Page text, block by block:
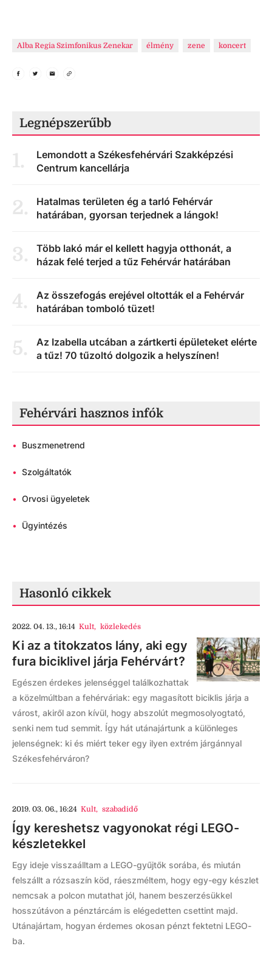
Alba Regia Szimfonikus Zenekar élmény zene koncert
Legnépszerűbb
1.
Lemondott a Székesfehérvári Szakképzési
Centrum kancellárja
2.
Hatalmas területen ég a tarló Fehérvár
határában, gyorsan terjednek a lángok!
3.
Több lakó már el kellett hagyja otthonát, a
házak felé terjed a tűz Fehérvár határában
4.
Az összefogás erejével oltották el a Fehérvár
határában tomboló tüzet!
5.
Az Izabella utcában a zártkerti épületeket elérte
a tűz! 70 tűzoltó dolgozik a helyszínen!
Fehérvári hasznos infók
• Buszmenetrend
• Szolgáltatók
• Orvosi ügyeletek
• Ügyintézés
Hasonló cikkek
2022. 04. 13., 16:14 Kult, közlekedés
Ki az a titokzatos lány, aki egy
fura biciklivel járja Fehérvárt?
Egészen érdekes jelenséggel találkozhattak
a közelmúltban a fehérváriak: egy magasított biciklis járja a
várost, akiről azon kívül, hogy abszolút megmosolyogtató,
senki nem tud semmit. Így hát utánajártunk a különleges
jelenségnek: ki és miért teker egy ilyen extrém járgánnyal
Székesfehérváron?
2019. 03. 06., 16:24 Kult, szabadidő
Így kereshetsz vagyonokat régi LEGO-
készletekkel
Egy ideje visszaálltam a LEGO-gyűjtők sorába, és miután
felszállt a rózsaszín köd, ráeszméltem, hogy egy-egy készlet
nemcsak a polcon mutathat jól, hanem beszerzésükkel
hosszútávon a pénztárcám is elégedetten csettint majd.
Utánajártam, hogyan érdemes okosan pénzt fektetni LEGO-
ba.